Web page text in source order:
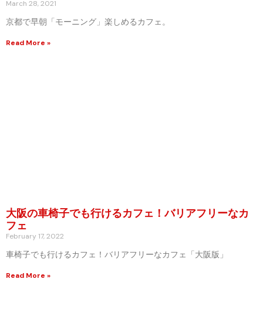
March 28, 2021
京都で早朝「モーニング」楽しめるカフェ。
Read More »
大阪の車椅子でも行けるカフェ！バリアフリーなカ
フェ​
February 17, 2022
車椅子でも行けるカフェ！バリアフリーなカフェ​「大阪版」
Read More »